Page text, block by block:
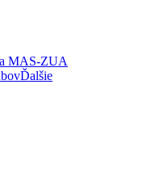
MAS-ZUA
Ďalšie